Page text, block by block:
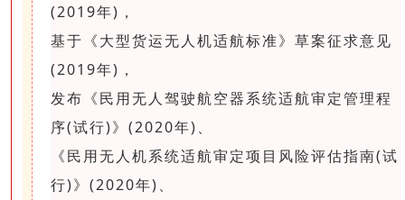
(2019年)，
基于《大型货运无人机适航标准》草案征求意见
(2019年)，
发布《民用无人驾驶航空器系统适航审定管理程
序(试行)》(2020年)、
《民用无人机系统适航审定项目风险评估指南(试
行)》(2020年)、